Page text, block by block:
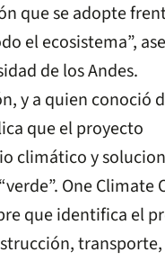
que se adopte
el ecosistema”,
de los Andes.
y a quien conoció
que el proyecto
climático y
One Climate
que identifica el
transporte,